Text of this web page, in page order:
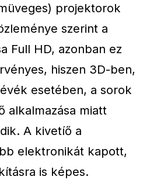
projektorok
szerint a
Full HD, azonban ez
hiszen 3D-ben,
esetében, a sorok
alkalmazása miatt
A kivetíő a
elektronikát kapott,
is képes.